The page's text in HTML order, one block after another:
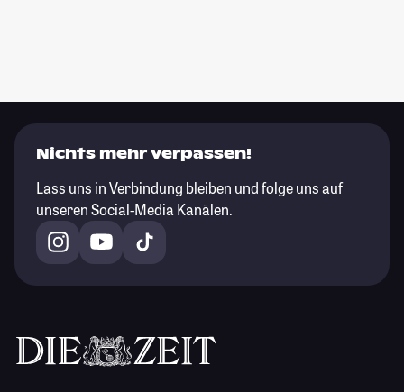
Nichts mehr verpassen!
Lass uns in Verbindung bleiben und folge uns auf
unseren Social-Media Kanälen.